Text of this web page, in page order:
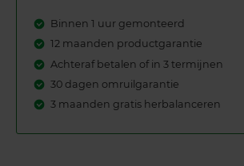
Binnen 1 uur gemonteerd
12 maanden productgarantie
Achteraf betalen of in 3 termijnen
30 dagen omruilgarantie
3 maanden gratis herbalanceren